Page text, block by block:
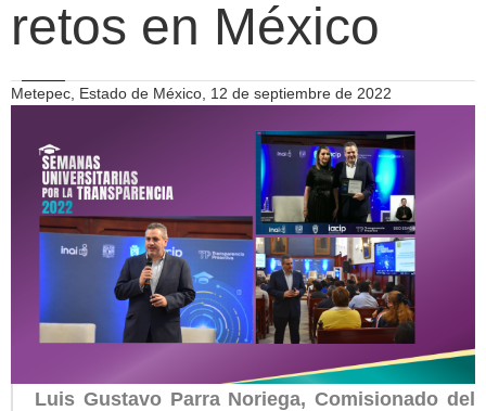
retos en México
Metepec, Estado de México, 12 de septiembre de 2022
Luis Gustavo Parra Noriega, Comisionado del